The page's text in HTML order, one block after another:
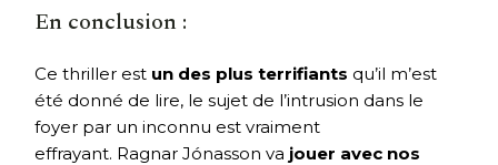
En conclusion :
Ce thriller est un des plus terrifiants qu’il m’est
été donné de lire, le sujet de l’intrusion dans le
foyer par un inconnu est vraiment
effrayant. Ragnar Jónasson va jouer avec nos